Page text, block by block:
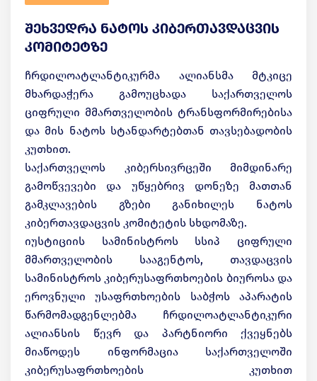
შეხვედრა ნატოს კიბერთავდაცვის
კომიტეტზე
ჩრდილოატლანტიკურმა ალიანსმა მტკიცე
მხარდაჭერა გამოუცხადა საქართველოს
ციფრული მმართველობის ტრანსფორმირებისა
და მის ნატოს სტანდარტებთან თავსებადობის
კუთხით.
საქართველოს კიბერსივრცეში მიმდინარე
გამოწვევები და უწყებრივ დონეზე მათთან
გამკლავების გზები განიხილეს ნატოს
კიბერთავდაცვის კომიტეტის სხდომაზე.
იუსტიციის სამინისტროს სსიპ ციფრული
მმართველობის სააგენტოს, თავდაცვის
სამინისტროს კიბერუსაფრთხოების ბიუროსა და
ეროვნული უსაფრთხოების საბჭოს აპარატის
წარმომადგენლებმა ჩრდილოატლანტიკური
ალიანსის წევრ და პარტნიორი ქვეყნებს
მიაწოდეს ინფორმაცია საქართველოში
კიბერუსაფრთხოების კუთხით